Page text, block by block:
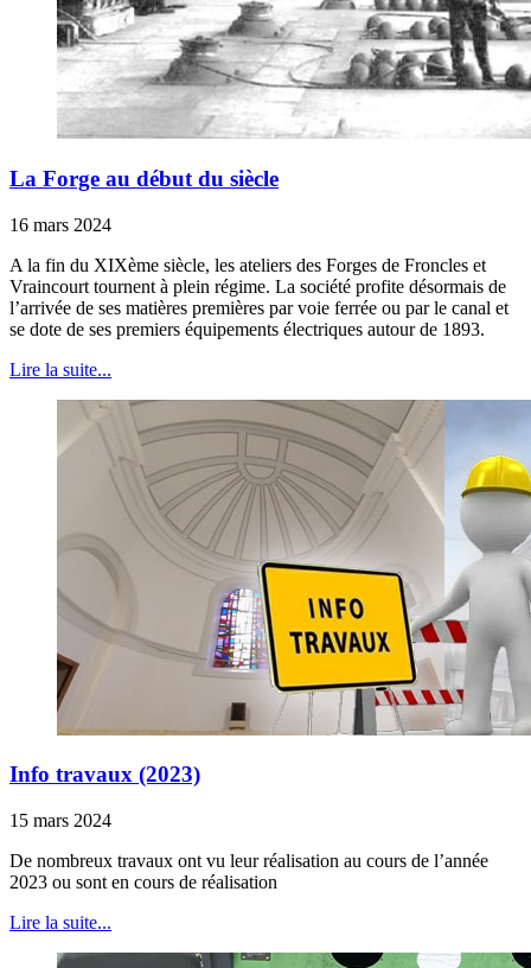
La Forge au début du siècle
16 mars 2024
A la fin du XIXème siècle, les ateliers des Forges de Froncles et
Vraincourt tournent à plein régime. La société profite désormais de
l’arrivée de ses matières premières par voie ferrée ou par le canal et
se dote de ses premiers équipements électriques autour de 1893.
Lire la suite...
Info travaux (2023)
15 mars 2024
De nombreux travaux ont vu leur réalisation au cours de l’année
2023 ou sont en cours de réalisation
Lire la suite...